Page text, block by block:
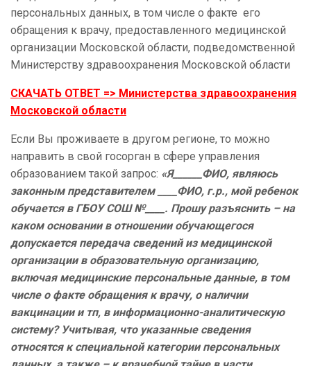
персональных данных, в том числе о факте его
обращения к врачу, предоставленного медицинской
организации Московской области, подведомственной
Министерству здравоохранения Московской области
СКАЧАТЬ ОТВЕТ => Министерства здравоохранения
Московской области
Если Вы проживаете в другом регионе, то можно
направить в свой госорган в сфере управления
образованием такой запрос: «Я______ФИО, являюсь
законным представителем ____ФИО, г.р., мой ребенок
обучается в ГБОУ СОШ №____. Прошу разъяснить – на
каком основании в отношении обучающегося
допускается передача сведений из медицинской
организации в образовательную организацию,
включая медицинские персональные данные, в том
числе о факте обращения к врачу, о наличии
вакцинации и тп, в информационно-аналитическую
систему? Учитывая, что указанные сведения
относятся к специальной категории персональных